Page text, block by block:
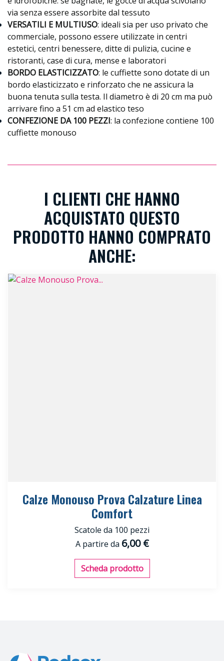
via senza essere assorbite dal tessuto
VERSATILI E MULTIUSO: ideali sia per uso privato che
commerciale, possono essere utilizzate in centri
estetici, centri benessere, ditte di pulizia, cucine e
ristoranti, case di cura, mense e laboratori
BORDO ELASTICIZZATO: le cuffiette sono dotate di un
bordo elasticizzato e rinforzato che ne assicura la
buona tenuta sulla testa. Il diametro è di 20 cm ma può
arrivare fino a 51 cm ad elastico teso
CONFEZIONE DA 100 PEZZI: la confezione contiene 100
cuffiette monouso
I CLIENTI CHE HANNO
ACQUISTATO QUESTO
PRODOTTO HANNO COMPRATO
ANCHE:
Calze Monouso Prova Calzature Linea
Comfort
Scatole da 100 pezzi
A partire da 6,00 €
Scheda prodotto